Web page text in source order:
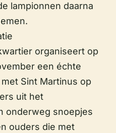
lampionnen daarna
organiseert op
een échte
Sint Martinus op
uit het
onderweg snoepjes
ouders die met